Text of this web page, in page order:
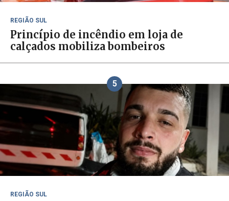
REGIÃO SUL
Princípio de incêndio em loja de
calçados mobiliza bombeiros
5
REGIÃO SUL